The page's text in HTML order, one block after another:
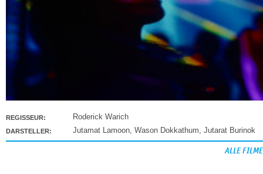
REGISSEUR: Roderick Warich
DARSTELLER: Jutamat Lamoon, Wason Dokkathum, Jutarat Burinok
ALLE FILME